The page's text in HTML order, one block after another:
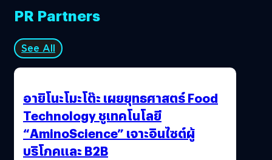
PR Partners
See All
อายิโนะโมะโต๊ะ เผยยุทธศาสตร์ Food
Technology ชูเทคโนโลยี
“AminoScience” เจาะอินไซต์ผู้
บริโภคและ B2B